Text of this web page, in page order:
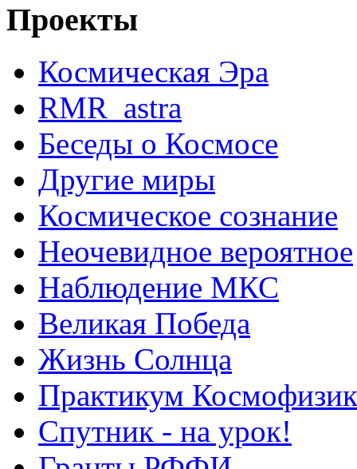
Проекты
Космическая Эра
RMR_astra
Беседы о Космосе
Другие миры
Космическое сознание
Неочевидное вероятное
Наблюдение МКС
Великая Победа
Жизнь Солнца
Практикум
Спутник - на урок!